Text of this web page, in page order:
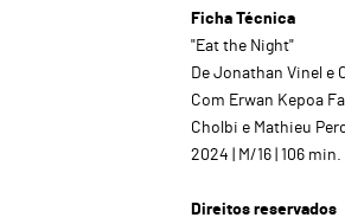
Ficha Técnica
"Eat the Night"
De Jonathan Vinel e
Com Erwan Kepoa
Cholbi e Mathieu
2024 | M/16 | 106 min.
Direitos reservados